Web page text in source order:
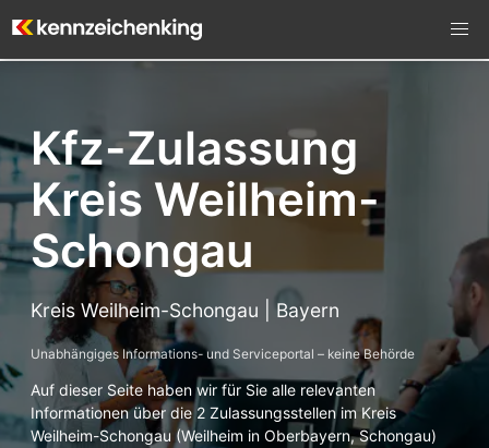
Kfz-Zulassung
Kreis Weilheim-
Schongau
Kreis Weilheim-Schongau | Bayern
Unabhängiges Informations- und Serviceportal – keine Behörde
Auf dieser Seite haben wir für Sie alle relevanten
Informationen über die 2 Zulassungsstellen im Kreis
Weilheim-Schongau (Weilheim in Oberbayern, Schongau)